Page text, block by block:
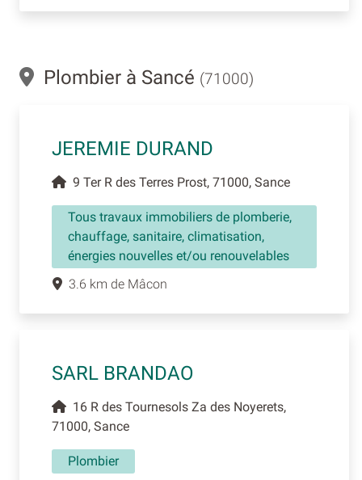
Plombier à Sancé (71000)
JEREMIE DURAND
9 Ter R des Terres Prost, 71000, Sance
Tous travaux immobiliers de plomberie,
chauffage, sanitaire, climatisation,
énergies nouvelles et/ou renouvelables
3.6 km de Mâcon
SARL BRANDAO
16 R des Tournesols Za des Noyerets,
71000, Sance
Plombier